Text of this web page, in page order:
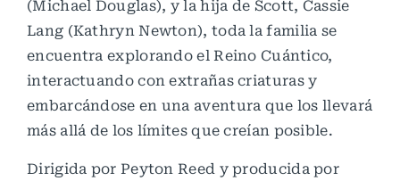
(Michael Douglas), y la hija de Scott, Cassie
Lang (Kathryn Newton), toda la familia se
encuentra explorando el Reino Cuántico,
interactuando con extrañas criaturas y
embarcándose en una aventura que los llevará
más allá de los límites que creían posible.
Dirigida por Peyton Reed y producida por